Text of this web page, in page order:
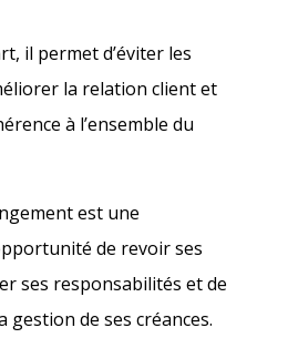
il permet d’éviter les
la relation client et
à l’ensemble du
est une
de revoir ses
ses responsabilités et de
de ses créances.